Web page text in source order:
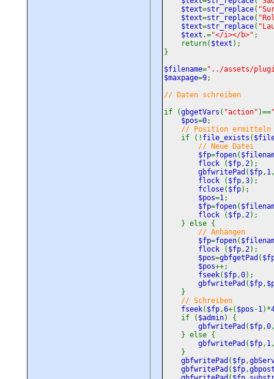
$text=str_replace(
$text=str_replace(
$text=str_replace(
$text .="</i></b>" ;
return( $text );
}
$filename="../assets/
$maxpage=9;
// Daten schreiben
if (gbgetVars ( "action" )==
$pos=0;
// Position ermitteln
if (! file_exists (
// Neue Datei
$fp=fopen(
flock
( $fp,2);
gbfwritePad ( $fp, 1
flock
( $fp,3);
fclose( $fp);
$pos=1;
$fp=fopen(
flock
( $fp,2);
} else {
// Anhängen
$fp=fopen(
flock
( $fp,2);
$pos=gbfgetPad (
$pos++;
fseek( $fp,0);
gbfwritePad ( $fp,
}
// Schreiben
fseek( $fp,6+( $pos -1)*
if ( $admin) {
gbfwritePad ( $fp,0
} else {
gbfwritePad ( $fp, 1
}
gbfwritePad ( $fp,
gbfwritePad ( $fp,